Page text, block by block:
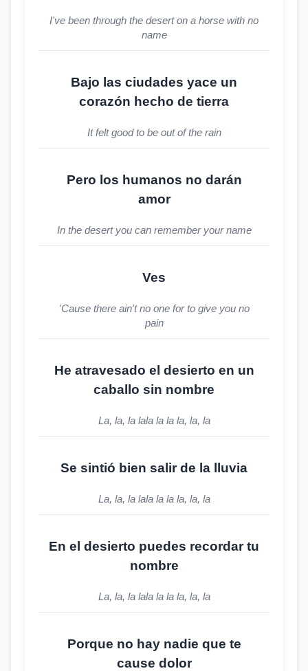
I've been through the desert on a horse with no
name
Bajo las ciudades yace un
corazón hecho de tierra
It felt good to be out of the rain
Pero los humanos no darán
amor
In the desert you can remember your name
Ves
'Cause there ain't no one for to give you no
pain
He atravesado el desierto en un
caballo sin nombre
La, la, la lala la la la, la, la
Se sintió bien salir de la lluvia
La, la, la lala la la la, la, la
En el desierto puedes recordar tu
nombre
La, la, la lala la la la, la, la
Porque no hay nadie que te
cause dolor